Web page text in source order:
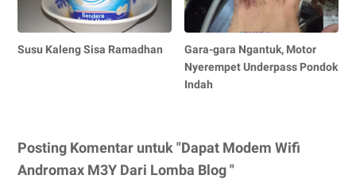
Susu Kaleng Sisa Ramadhan
Gara-gara Ngantuk, Motor
Nyerempet Underpass Pondok
Indah
Posting Komentar untuk "Dapat Modem Wifi
Andromax M3Y Dari Lomba Blog "